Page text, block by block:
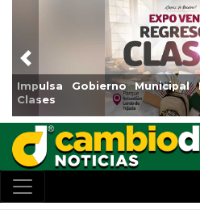
a
Reabrirá Coatzacoalcos
Centro
Previous